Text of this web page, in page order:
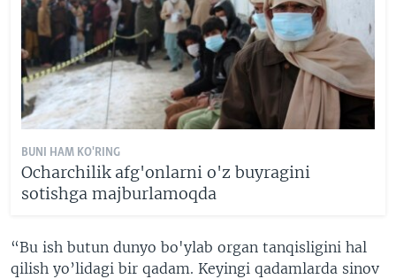
BUNI HAM KO'RING
Ocharchilik afg'onlarni o'z buyragini
sotishga majburlamoqda
“Bu ish butun dunyo bo'ylab organ tanqisligini hal
qilish yo’lidagi bir qadam. Keyingi qadamlarda sinov